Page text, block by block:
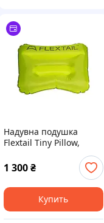
Надувна подушка
Flextail Tiny Pillow,
1 300 ₴
Купить